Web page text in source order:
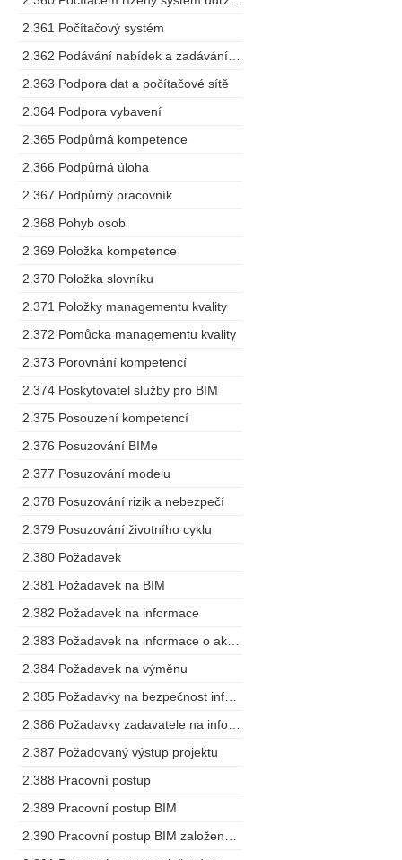
2.361 Počítačový systém
2.363 Podpora dat a počítačové sítě
2.364 Podpora vybavení
2.365 Podpůrná kompetence
2.366 Podpůrná úloha
2.367 Podpůrný pracovník
2.368 Pohyb osob
2.369 Položka kompetence
2.370 Položka slovníku
2.371 Položky managementu kvality
2.372 Pomůcka managementu kvality
2.373 Porovnání kompetencí
2.374 Poskytovatel služby pro BIM
2.375 Posouzení kompetencí
2.376 Posuzování BIMe
2.377 Posuzování modelu
2.378 Posuzování rizik a nebezpečí
2.379 Posuzování životního cyklu
2.380 Požadavek
2.381 Požadavek na BIM
2.382 Požadavek na informace
2.384 Požadavek na výměnu
2.387 Požadovaný výstup projektu
2.388 Pracovní postup
2.389 Pracovní postup BIM